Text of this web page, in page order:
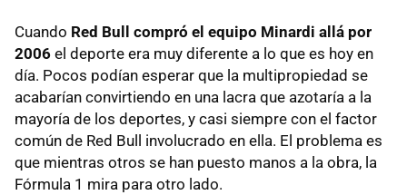
Cuando Red Bull compró el equipo Minardi allá por
2006 el deporte era muy diferente a lo que es hoy en
día. Pocos podían esperar que la multipropiedad se
acabarían convirtiendo en una lacra que azotaría a la
mayoría de los deportes, y casi siempre con el factor
común de Red Bull involucrado en ella. El problema es
que mientras otros se han puesto manos a la obra, la
Fórmula 1 mira para otro lado.